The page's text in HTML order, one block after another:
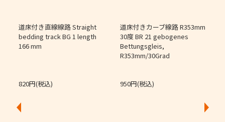
道床付き直線線路 Straight
bedding track BG 1 length
166 mm
820円(税込)
道床付きカーブ線路 R353mm
30度 BR 21 gebogenes
Bettungsgleis,
R353mm/30Grad
950円(税込)